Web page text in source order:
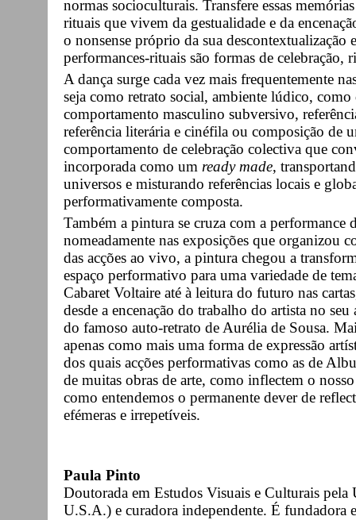
normas socioculturais. Transfere essas
rituais que vivem da gestualidade e da
o nonsense próprio da sua descontextualização
performances-rituais são formas de
A dança surge cada vez mais frequentemente
seja como retrato social, ambiente lúdico,
comportamento masculino subversivo,
referência literária e cinéfila ou composição de
comportamento de celebração colectiva que
incorporada como um ready made,
universos e misturando referências locais e
performativamente composta.
Também a pintura se cruza com a performance
nomeadamente nas exposições que organizou
das acções ao vivo, a pintura chegou a
espaço performativo para uma variedade de
Cabaret Voltaire até à leitura do futuro nas
desde a encenação do trabalho do artista no
do famoso auto-retrato de Aurélia de Sousa.
apenas como mais uma forma de expressão
dos quais acções performativas como as de
de muitas obras de arte, como inflectem o
como entendemos o permanente dever de
efémeras e irrepetíveis.
Paula Pinto
Doutorada em Estudos Visuais e Culturais
U.S.A.) e curadora independente. É fundadora